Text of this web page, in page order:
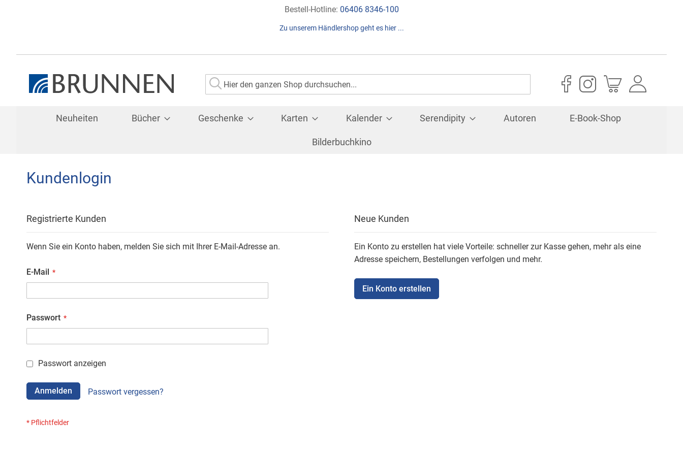
Direkt
Inhalt
Bestell-Hotline: 06406 8346-100
Zu unserem Händlershop geht es hier ...
Suche
Suche
Mein Warenkorb
Neuheiten Bücher Geschenke Karten Kalender Serendipity Autoren E-Book-Shop
Bilderbuchkino
Kundenlogin
Registrierte Kunden
Wenn Sie ein Konto haben, melden Sie sich mit Ihrer E-Mail-Adresse an.
E-Mail
Passwort
Passwort anzeigen
Anmelden Passwort vergessen?
Neue Kunden
Ein Konto zu erstellen hat viele Vorteile: schneller zur Kasse gehen, mehr als eine
Adresse speichern, Bestellungen verfolgen und mehr.
Ein Konto erstellen